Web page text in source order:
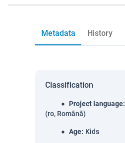
Metadata History
Classification
Project language:
(ro, Română)
Age: Kids